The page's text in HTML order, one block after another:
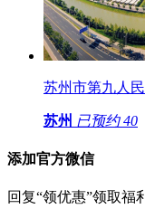
苏州市第九人
苏州 已预约 40
添加官方微信
回复“领优惠”领取福